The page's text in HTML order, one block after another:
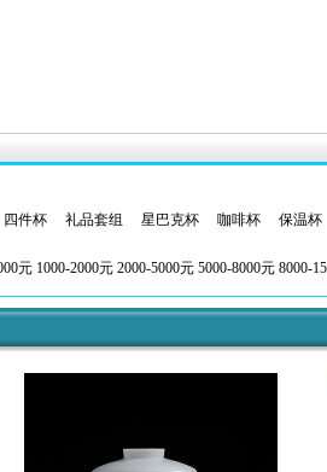
四件杯 礼品套组 星巴克杯 咖啡杯 保温杯
元 1000-2000元 2000-5000元 5000-8000元 8000-